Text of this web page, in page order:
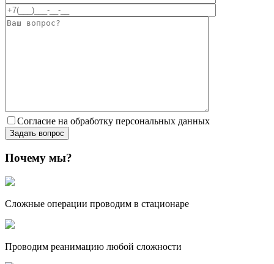
Согласие на обработку персональных данных
Почему мы?
Сложные операции проводим в стационаре
Проводим реанимацию любой сложности